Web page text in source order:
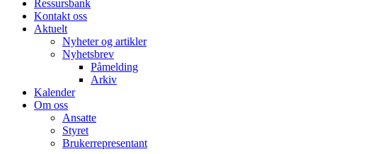
Ressursbank
Kontakt oss
Aktuelt
Nyheter og artikler
Nyhetsbrev
Påmelding
Arkiv
Kalender
Om oss
Ansatte
Styret
Brukerrepresentant